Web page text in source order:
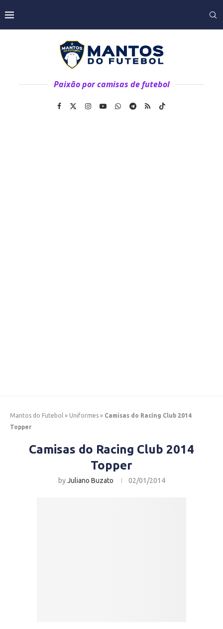
Paixão por camisas de futebol
Mantos do Futebol » Uniformes » Camisas do Racing Club 2014
Topper
Camisas do Racing Club 2014
Topper
byJuliano Buzato 02/01/2014